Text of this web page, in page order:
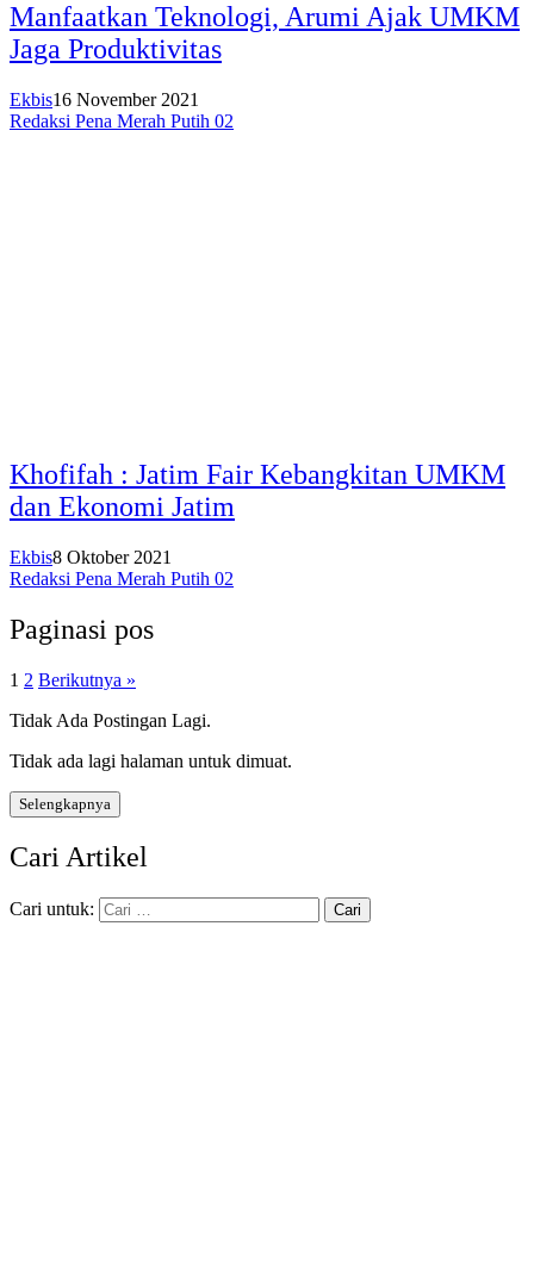
Manfaatkan Teknologi, Arumi Ajak UMKM
Jaga Produktivitas
Ekbis16 November 2021
Redaksi Pena Merah Putih 02
Khofifah : Jatim Fair Kebangkitan UMKM
dan Ekonomi Jatim
Ekbis8 Oktober 2021
Redaksi Pena Merah Putih 02
Paginasi pos
1 2 Berikutnya »
Tidak Ada Postingan Lagi.
Tidak ada lagi halaman untuk dimuat.
Selengkapnya
Cari Artikel
Cari untuk: